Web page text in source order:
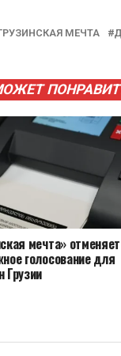
МЕЧТА
мечта» отменяет
голосование для
Грузии